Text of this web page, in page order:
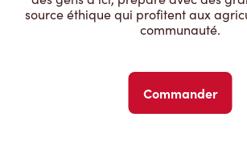
source éthique qui profitent aux
communauté.
Commander